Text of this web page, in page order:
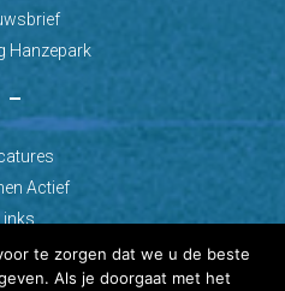
Hanzepark
–
Actief
te zorgen dat we u de beste
Als je doorgaat met het